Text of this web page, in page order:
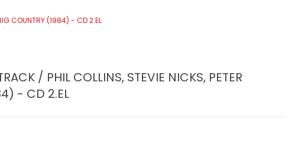
COUNTRY (1984) - CD 2.EL
/ PHIL COLLINS, STEVIE NICKS, PETER
- CD 2.EL